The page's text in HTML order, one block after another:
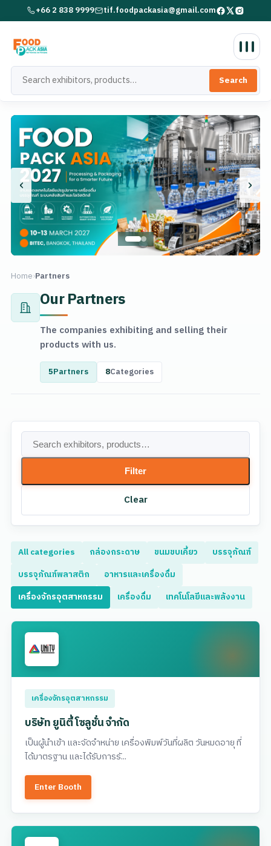
+66 2 838 9999 tif.foodpackasia@gmail.com
Search
‹ ›
Home›Partners
Our Partners
The companies exhibiting and selling their
products with us.
5Partners 8Categories
Filter
Clear
All categories กล่องกระดาษ ขนมขบเคี้ยว
บรรจุภัณฑ์
บรรจุภัณฑ์พลาสติก
อาหารและเครื่องดื่ม
เครื่องจักรอุตสาหกรรม
เครื่องดื่ม เทคโนโลยีและพลังงาน
เครื่องจักรอุตสาหกรรม
บริษัท ยูนิตี้ โซลูชั่น จำกัด
เป็นผู้นำเข้า และจัดจำหน่าย เครื่องพิมพ์วันที่ผลิต วันหมดอายุ ที่
ได้มาตรฐาน และได้รับการรั...
Enter Booth